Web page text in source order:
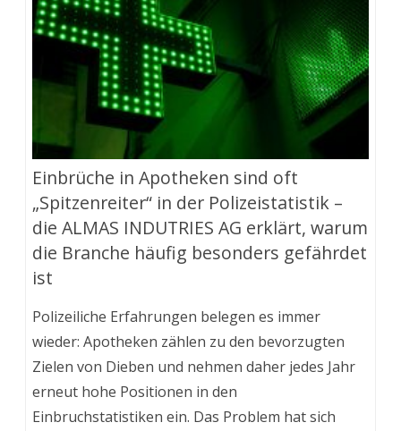
Einbrüche in Apotheken sind oft
„Spitzenreiter“ in der Polizeistatistik –
die ALMAS INDUTRIES AG erklärt, warum
die Branche häufig besonders gefährdet
ist
Polizeiliche Erfahrungen belegen es immer
wieder: Apotheken zählen zu den bevorzugten
Zielen von Dieben und nehmen daher jedes Jahr
erneut hohe Positionen in den
Einbruchstatistiken ein. Das Problem hat sich